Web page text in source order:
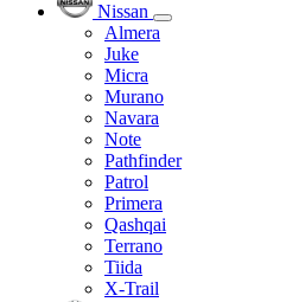
Nissan
Almera
Juke
Micra
Murano
Navara
Note
Pathfinder
Patrol
Primera
Qashqai
Terrano
Tiida
X-Trail